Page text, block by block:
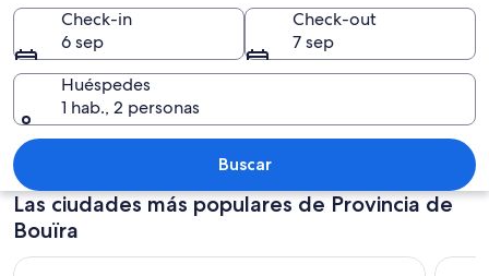
Bouïra
Un paisaje montañoso con terreno
Check-in
6 sep
Check-out
7 sep
Huéspedes
1 hab., 2 personas
Buscar
Las ciudades más populares de Provincia de
Bouïra